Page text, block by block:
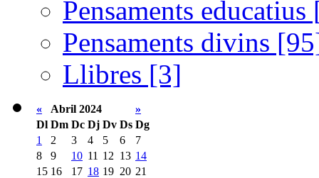
Pensaments
Pensaments divins
Llibres [3]
« Abril 2024
»
Dl Dm Dc Dj Dv Ds Dg
1
2 3 4 5 6
7
8
9 10 11 12 13 14
15 16 17 18 19 20 21